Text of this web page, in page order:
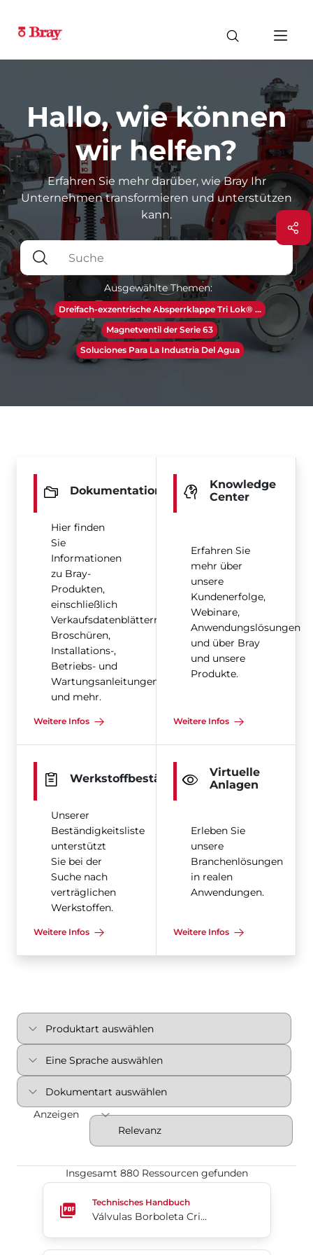
Hallo, wie können
wir helfen?
Erfahren Sie mehr darüber, wie Bray Ihr
Unternehmen transformieren und unterstützen
kann.
Ausgewählte Themen:
Dreifach-exzentrische Absperrklappe Tri Lok® ...
Magnetventil der Serie 63
Soluciones Para La Industria Del Agua
Dokumentation
Hier finden
Sie
Informationen
zu Bray-
Produkten,
einschließlich
Verkaufsdatenblättern,
Broschüren,
Installations-,
Betriebs- und
Wartungsanleitungen
und mehr.
Weitere Infos
Knowledge
Center
Erfahren Sie
mehr über
unsere
Kundenerfolge,
Webinare,
Anwendungslösungen
und über Bray
und unsere
Produkte.
Weitere Infos
Werkstoffbeständigkeit
Unserer
Beständigkeitsliste
unterstützt
Sie bei der
Suche nach
verträglichen
Werkstoffen.
Weitere Infos
Virtuelle
Anlagen
Erleben Sie
unsere
Branchenlösungen
in realen
Anwendungen.
Weitere Infos
Anzeigen
Insgesamt 880 Ressourcen gefunden
Válvulas Borboleta Criogênicas de Alto
Technisches Handbuch
Válvulas Borboleta Criogênicas de Alto Desempenho Série McCannalok™